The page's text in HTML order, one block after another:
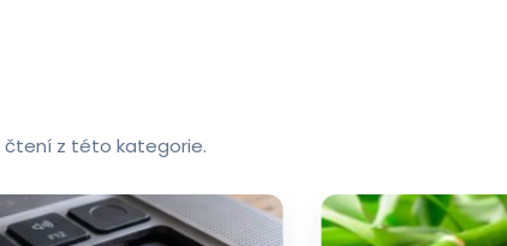
čtení z této kategorie.